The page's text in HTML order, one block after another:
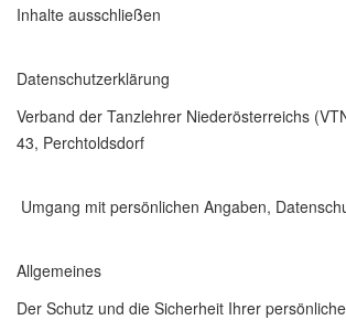
Inhalte ausschließen
Datenschutzerklärung
Verband der Tanzlehrer Niederösterreichs
43, Perchtoldsdorf
Umgang mit persönlichen Angaben,
Allgemeines
Der Schutz und die Sicherheit Ihrer